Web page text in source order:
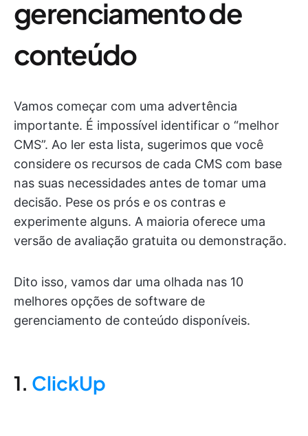
gerenciamento de
conteúdo
Vamos começar com uma advertência
importante. É impossível identificar o “melhor
CMS”. Ao ler esta lista, sugerimos que você
considere os recursos de cada CMS com base
nas suas necessidades antes de tomar uma
decisão. Pese os prós e os contras e
experimente alguns. A maioria oferece uma
versão de avaliação gratuita ou demonstração.
Dito isso, vamos dar uma olhada nas 10
melhores opções de software de
gerenciamento de conteúdo disponíveis.
1. ClickUp